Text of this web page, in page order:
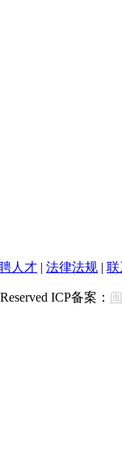
人才 | 法律法规 | 联
ICP备案：